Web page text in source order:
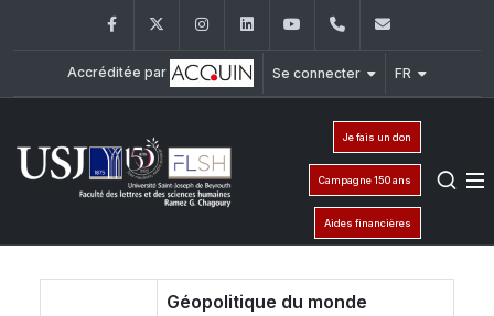
FacebookTwitter InstagramLinkedInYouTube+961 (1) 421 000
Accréditée par Se connecter FR
Je fais un don
Campagne 150 ans
Aides financières
Géopolitique du monde